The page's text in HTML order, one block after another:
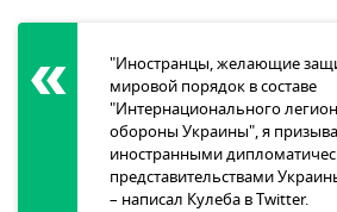
"Иностранцы, желающие
мировой порядок в составе
"Интернационального
обороны Украины", я
иностранными
представительствами
– написал Кулеба в Twitter.